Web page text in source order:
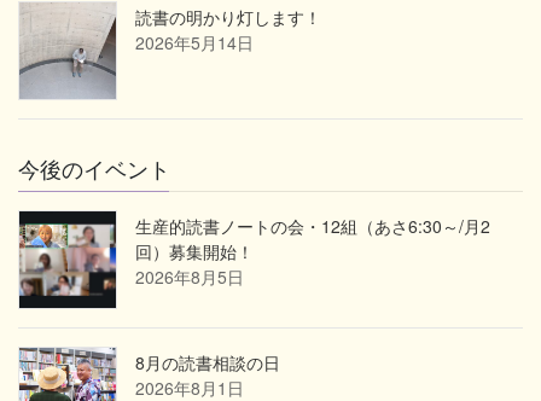
読書の明かり灯します！
2026年5月14日
今後のイベント
生産的読書ノートの会・12組（あさ6:30～/月2
回）募集開始！
2026年8月5日
8月の読書相談の日
2026年8月1日